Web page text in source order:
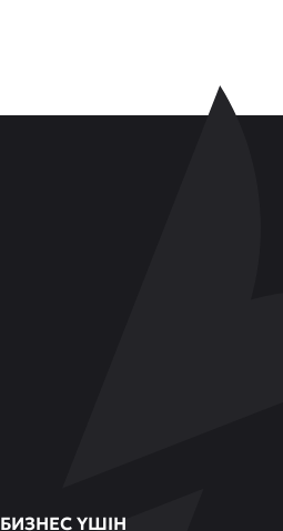
БИЗНЕС ҮШІН